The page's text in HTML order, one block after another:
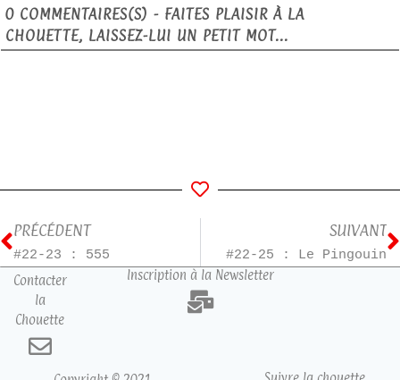
0 COMMENTAIRES(S) - FAITES PLAISIR À LA
CHOUETTE, LAISSEZ-LUI UN PETIT MOT...
PRÉCÉDENT
#22-23 : 555
SUIVANT
#22-25 : Le Pingouin
Contacter
la
Chouette
Inscription à la Newsletter